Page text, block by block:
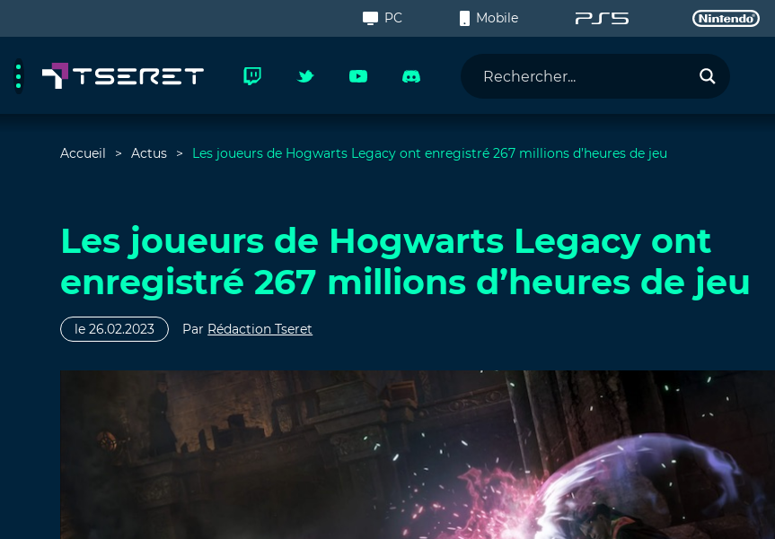
PC Mobile
Accueil Actus Les joueurs de Hogwarts Legacy ont enregistré 267 millions d’heures de jeu
Les joueurs de Hogwarts Legacy ont
enregistré 267 millions d’heures de jeu
le 26.02.2023 Par Rédaction Tseret